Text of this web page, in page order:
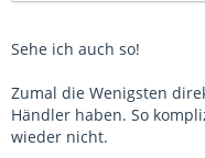
Sehe ich auch so!
Zumal die Wenigsten
Händler haben. So
wieder nicht.